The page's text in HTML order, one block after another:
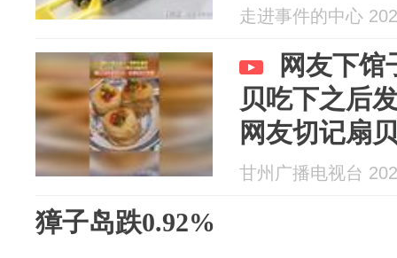
走进事件的中心
网友下馆
贝吃下之后
网友切记扇
容器
甘州广播电视台
獐子岛跌0.92%